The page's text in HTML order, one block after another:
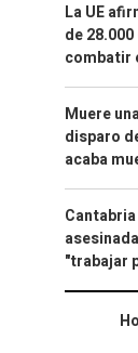
La UE
de
combatir
Muere
disparo
acaba
"trabajar